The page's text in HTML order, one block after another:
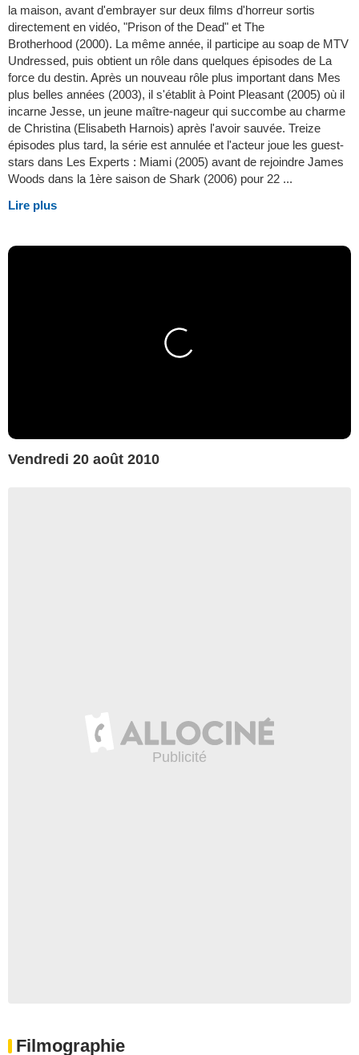
la maison, avant d'embrayer sur deux films d'horreur sortis
directement en vidéo, "Prison of the Dead" et The
Brotherhood (2000). La même année, il participe au soap de MTV
Undressed, puis obtient un rôle dans quelques épisodes de La
force du destin. Après un nouveau rôle plus important dans Mes
plus belles années (2003), il s'établit à Point Pleasant (2005) où il
incarne Jesse, un jeune maître-nageur qui succombe au charme
de Christina (Elisabeth Harnois) après l'avoir sauvée. Treize
épisodes plus tard, la série est annulée et l'acteur joue les guest-
stars dans Les Experts : Miami (2005) avant de rejoindre James
Woods dans la 1ère saison de Shark (2006) pour 22 ...
Lire plus
Vendredi 20 août 2010
Filmographie